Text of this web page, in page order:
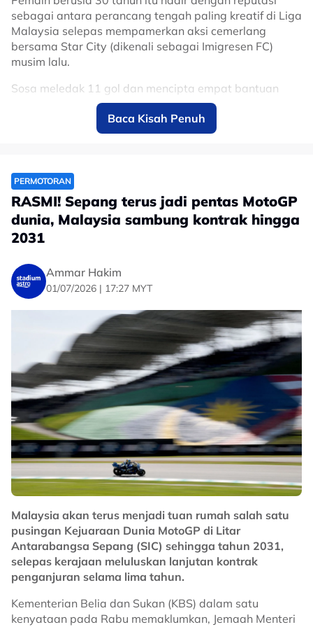
sebagai antara perancang tengah paling kreatif di Liga
Malaysia selepas mempamerkan aksi cemerlang
bersama Star City (dikenali sebagai Imigresen FC)
musim lalu.
Sosa meledak 11 gol dan mencipta empat bantuan
jaringan, sekali gus muncul antara pemain import
paling menyerlah dalam saingan domestik.
kreativiti, kawalan permainan dan kebolehan
menghasilkan hantaran yang mampu memecahkan
benteng pertahanan lawan.
Sebelum berhijrah ke Malaysia, Sosa turut memiliki
Columbus Crew, selain merasai saingan berprestij Copa
Libertadores, menjadikannya pemain yang sudah
biasa beraksi di pentas kompetitif.
Dikenali dengan visi permainan yang tinggi,
kemampuan mengekalkan penguasaan bola serta etika
kerja yang konsisten, Sosa dijangka menjadi watak
penting dalam sistem permainan Selangor musim ini.
Penyokong Red Giants pastinya mengharapkan
sentuhan pemain kelahiran Venezuela itu mampu
membantu Selangor kembali mencabar kejuaraan
domestik, selain memperkukuhkan cabaran kelab di
pentas Asia pada musim baharu.
No node context available.
Related Topics
#Selangor #bola sepak
Baca Kisah Penuh
PERMOTORAN
RASMI! Sepang terus jadi pentas MotoGP
dunia, Malaysia sambung kontrak hingga
2031
Ammar Hakim
01/07/2026 | 17:27 MYT
Malaysia akan terus menjadi tuan rumah salah satu
pusingan Kejuaraan Dunia MotoGP di Litar
Antarabangsa Sepang (SIC) sehingga tahun 2031,
selepas kerajaan meluluskan lanjutan kontrak
penganjuran selama lima tahun.
Kementerian Belia dan Sukan (KBS) dalam satu
kenyataan pada Rabu memaklumkan, Jemaah Menteri